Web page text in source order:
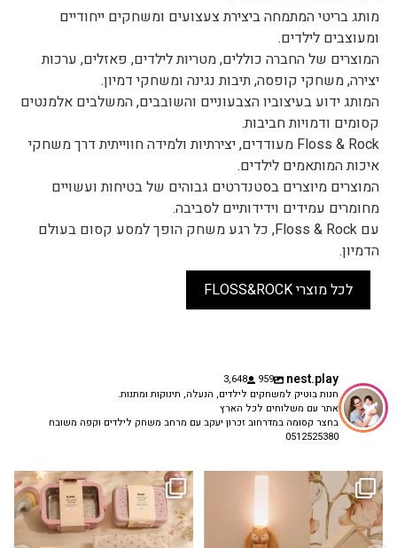
מותג בריטי המתמחה ביצירת צעצועים ומשחקים ייחודיים
ומעוצבים לילדים.
המוצרים של החברה כוללים, מטריות לילדים, פאזלים, ערכות
יצירה, משחקי קופסה, תיבות נגינה ומשחקי דמיון.
המותג ידוע בעיצוביו הצבעוניים והשובבים, המשלבים אלמנטים
קסומים ודמויות חביבות.
Floss & Rock מעודדים, יצירתיות ולמידה חווייתית דרך משחקי
איכות המותאמים לילדים.
המוצרים מיוצרים בסטנדרטים גבוהים של בטיחות ועשויים
מחומרים עמידים וידידותיים לסביבה.
עם Floss & Rock, כל רגע משחק הופך למסע קסום בעולם
הדמיון.
לכל מוצרי FLOSS&ROCK
nest.play
959
3,648
חנות בוטיק למשחקים לילדים, הנעלה, תינוקות ומתנות.
אתר עם משלוחים לכל הארץ
בחצר קסומה במדרחוב זכרון יעקב עם מרחב משחק לילדים וקפה משובח
0512525380
✨ חוזרים למסגרת בסטייל! ✨
הקולקציה החדשה...
9 4
גם פריט עיצובי לחדר, גם מנורת לילה
...
3 0